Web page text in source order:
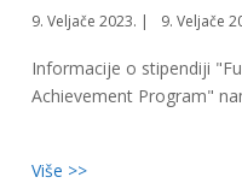
9. Veljače 2023. 9. Veljače
Informacije o stipendiji
Achievement Program"
Više >>